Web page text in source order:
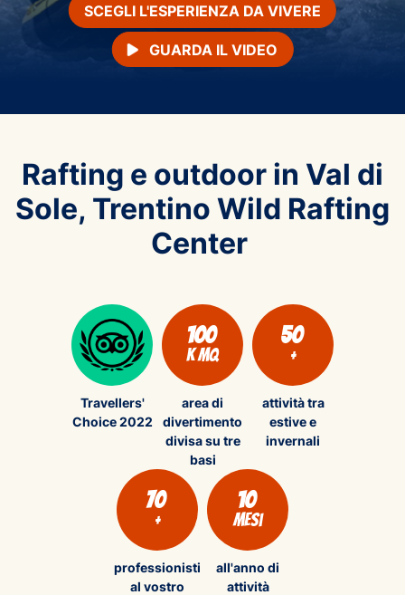
SCEGLI L'ESPERIENZA DA VIVERE
GUARDA IL VIDEO
Rafting e outdoor in Val di
Sole, Trentino Wild Rafting
Center
Travellers'
Choice 2022
100
k mq
area di
divertimento
divisa su tre
basi
50
+
attività tra
estive e
invernali
70
+
professionisti
al vostro
10
mesi
all'anno di
attività